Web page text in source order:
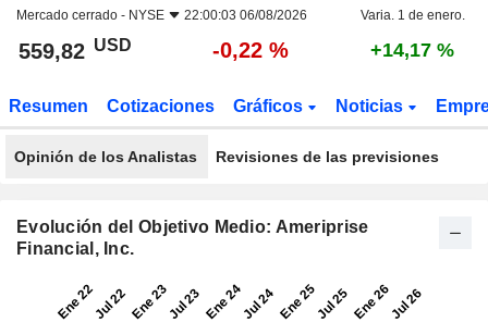
Mercado cerrado - NYSE 22:00:03 06/08/2026 Varia. 1 de enero.
559,82 USD -0,22 % +14,17 %
Resumen Cotizaciones Gráficos Noticias
Opinión de los Analistas Revisiones de las previsiones
Evolución del Objetivo Medio: Ameriprise
Financial, Inc.